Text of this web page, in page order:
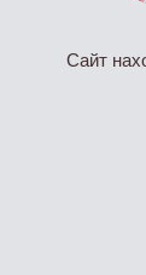
Сайт